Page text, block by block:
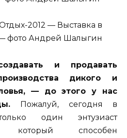
2012 — Выставка в
фото Андрей Шалыгин
и продавать
дикого и
— до этого у нас
Пожалуй, сегодня в
один энтузиаст
который способен